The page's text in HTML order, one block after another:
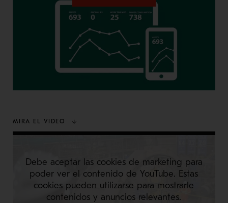
MIRA EL VIDEO
Debe aceptar las cookies de marketing para
poder ver el contenido de YouTube. Estas
cookies pueden utilizarse para mostrarle
contenidos y anuncios relevantes.